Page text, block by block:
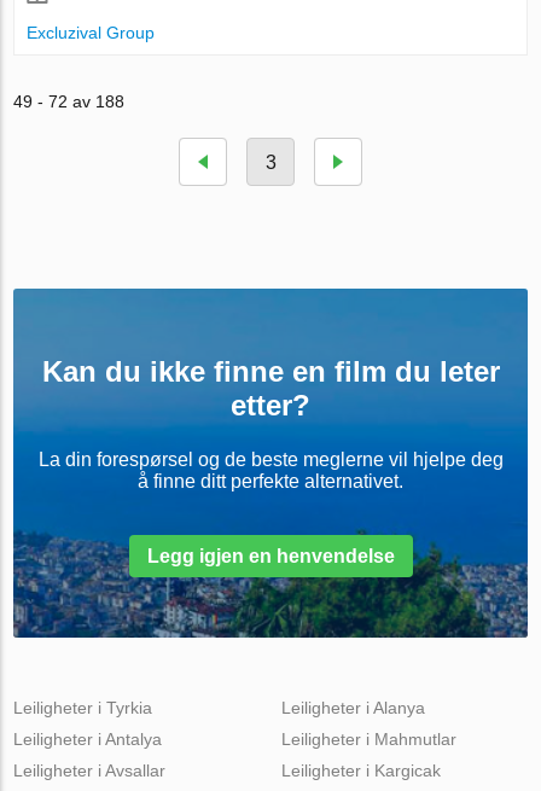
Excluzival Group
49 - 72 av 188
3
Kan du ikke finne en film du leter
etter?
La din forespørsel og de beste meglerne vil hjelpe deg
å finne ditt perfekte alternativet.
Legg igjen en henvendelse
Leiligheter i Tyrkia
Leiligheter i Antalya
Leiligheter i Avsallar
Leiligheter i Alanya
Leiligheter i Mahmutlar
Leiligheter i Kargicak